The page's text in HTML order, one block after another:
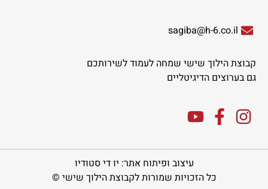
sagiba@h-6.co.il
קבוצת הילוך שישי שמחה לעמוד לשירותכם
גם בערוצים הדיגיטליים
עיצוב ופיתוח אתר: יו די סטודיו
כל הזכויות שמורות לקבוצת הילוך שישי ©